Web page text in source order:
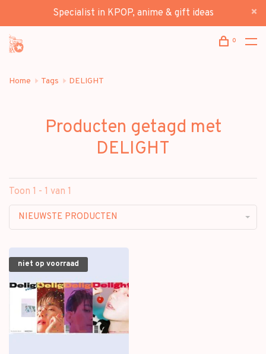
Specialist in KPOP, anime & gift ideas
0
Home Tags DELIGHT
Producten getagd met
DELIGHT
Toon 1 - 1 van 1
NIEUWSTE PRODUCTEN
niet op voorraad